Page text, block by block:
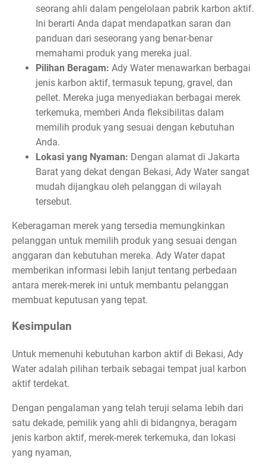
seorang ahli dalam pengelolaan pabrik karbon aktif.
Ini berarti Anda dapat mendapatkan saran dan
panduan dari seseorang yang benar-benar
memahami produk yang mereka jual.
Pilihan Beragam: Ady Water menawarkan berbagai
jenis karbon aktif, termasuk tepung, gravel, dan
pellet. Mereka juga menyediakan berbagai merek
terkemuka, memberi Anda fleksibilitas dalam
memilih produk yang sesuai dengan kebutuhan
Anda.
Lokasi yang Nyaman: Dengan alamat di Jakarta
Barat yang dekat dengan Bekasi, Ady Water sangat
mudah dijangkau oleh pelanggan di wilayah
tersebut.
Keberagaman merek yang tersedia memungkinkan
pelanggan untuk memilih produk yang sesuai dengan
anggaran dan kebutuhan mereka. Ady Water dapat
memberikan informasi lebih lanjut tentang perbedaan
antara merek-merek ini untuk membantu pelanggan
membuat keputusan yang tepat.
Kesimpulan
Untuk memenuhi kebutuhan karbon aktif di Bekasi, Ady
Water adalah pilihan terbaik sebagai tempat jual karbon
aktif terdekat.
Dengan pengalaman yang telah teruji selama lebih dari
satu dekade, pemilik yang ahli di bidangnya, beragam
jenis karbon aktif, merek-merek terkemuka, dan lokasi
yang nyaman,